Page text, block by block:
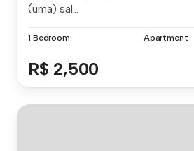
(uma) sal...
1 Bedroom Apartment
R$ 2,500